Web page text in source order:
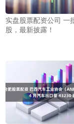
实盘股票配资公司 一
股，最新披露！